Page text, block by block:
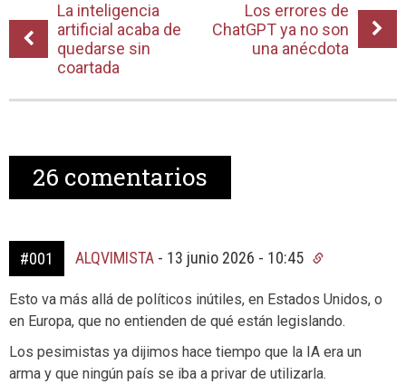
La inteligencia
artificial acaba de
quedarse sin
coartada
Los errores de
ChatGPT ya no son
una anécdota
26 comentarios
#001 ALQVIMISTA - 13 junio 2026 - 10:45
Esto va más allá de políticos inútiles, en Estados Unidos, o
en Europa, que no entienden de qué están legislando.
Los pesimistas ya dijimos hace tiempo que la IA era un
arma y que ningún país se iba a privar de utilizarla.